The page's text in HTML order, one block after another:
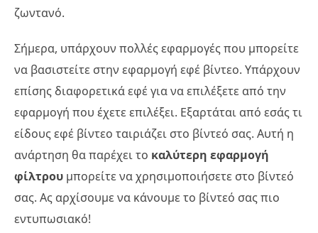
ζωντανό.
Σήμερα, υπάρχουν πολλές εφαρμογές που μπορείτε
να βασιστείτε στην εφαρμογή εφέ βίντεο. Υπάρχουν
επίσης διαφορετικά εφέ για να επιλέξετε από την
εφαρμογή που έχετε επιλέξει. Εξαρτάται από εσάς τι
είδους εφέ βίντεο ταιριάζει στο βίντεό σας. Αυτή η
ανάρτηση θα παρέχει το καλύτερη εφαρμογή
φίλτρου μπορείτε να χρησιμοποιήσετε στο βίντεό
σας. Ας αρχίσουμε να κάνουμε το βίντεό σας πιο
εντυπωσιακό!